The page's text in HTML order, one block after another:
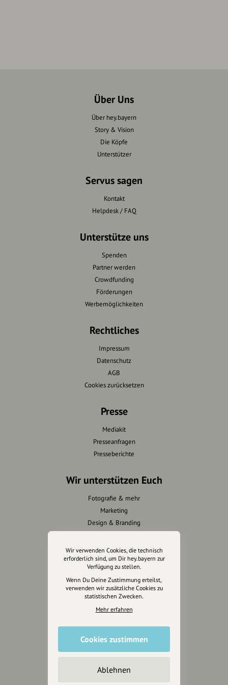
Über Uns
Über hey.bayern
Story & Vision
Die Köpfe
Unterstützer
Servus sagen
Kontakt
Helpdesk / FAQ
Unterstütze uns
Spenden
Partner werden
Crowdfunding
Förderungen
Werbemöglichkeiten
Rechtliches
Impressum
Datenschutz
AGB
Cookies zurücksetzen
Presse
Mediakit
Presseanfragen
Presseberichte
Wir unterstützen Euch
Fotografie & mehr
Marketing
Design & Branding
Unterstütze
unsere Plattform
hey.bayern ist ein Projekt von
uns für unsere Region und
für alle, die uns besuchen
Wir verwenden Cookies, die technisch
erforderlich sind, um Dir hey.bayern zur
Verfügung zu stellen.
Wenn Du Deine Zustimmung erteilst,
verwenden wir zusätzliche Cookies zu
statistischen Zwecken.
Mehr erfahren
Cookies zustimmen
Ablehnen